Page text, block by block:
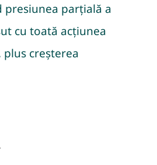
presiunea parțială a
cu toată acțiunea
creșterea